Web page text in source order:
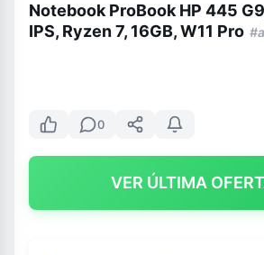
Notebook ProBook HP 445
IPS, Ryzen 7, 16GB, W11 Pro
0
VER ÚLTIMA